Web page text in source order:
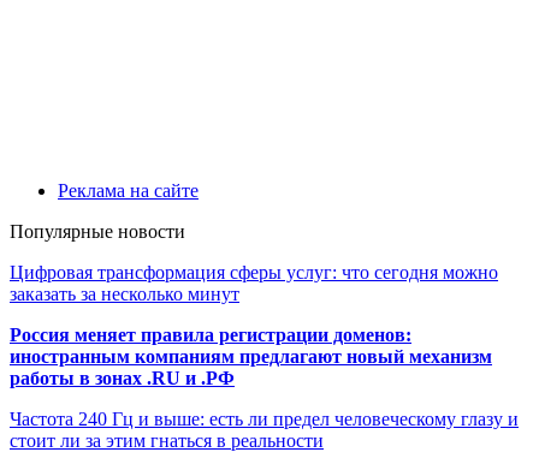
Реклама на сайте
Популярные новости
Цифровая трансформация сферы услуг: что сегодня можно
заказать за несколько минут
Россия меняет правила регистрации доменов:
иностранным компаниям предлагают новый механизм
работы в зонах .RU и .РФ
Частота 240 Гц и выше: есть ли предел человеческому глазу и
стоит ли за этим гнаться в реальности